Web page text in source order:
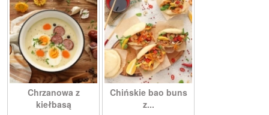
Chrzanowa z
kiełbasą
Chińskie bao buns
z...